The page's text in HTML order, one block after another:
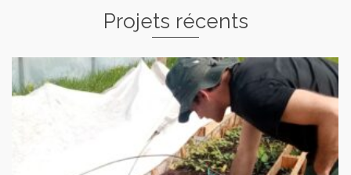
Projets récents